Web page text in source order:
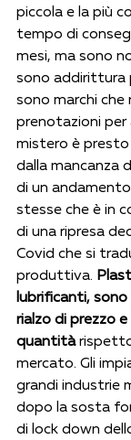
piccola e la più
tempo di
mesi, ma sono
sono addirittura
sono marchi
prenotazioni per
mistero è
dalla mancanza
di un
stesse che è in
di una ripresa
Covid che si
produttiva.
lubrificanti,
rialzo di prezzo
quantità rispetto
mercato. Gli
grandi industrie
dopo la sosta
di lock down